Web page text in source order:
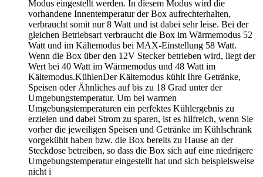
Modus eingestellt werden. In diesem Modus wird die
vorhandene Innentemperatur der Box aufrechterhalten,
verbraucht somit nur 8 Watt und ist dabei sehr leise. Bei der
gleichen Betriebsart verbraucht die Box im Wärmemodus 52
Watt und im Kältemodus bei MAX-Einstellung 58 Watt.
Wenn die Box über den 12V Stecker betrieben wird, liegt der
Wert bei 40 Watt im Wärmemodus und 48 Watt im
Kältemodus.KühlenDer Kältemodus kühlt Ihre Getränke,
Speisen oder Ähnliches auf bis zu 18 Grad unter der
Umgebungstemperatur. Um bei warmen
Umgebungstemperaturen ein perfektes Kühlergebnis zu
erzielen und dabei Strom zu sparen, ist es hilfreich, wenn Sie
vorher die jeweiligen Speisen und Getränke im Kühlschrank
vorgekühlt haben bzw. die Box bereits zu Hause an der
Steckdose betreiben, so dass die Box sich auf eine niedrigere
Umgebungstemperatur eingestellt hat und sich beispielsweise
nicht i